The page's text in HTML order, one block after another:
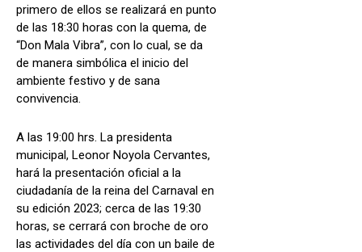
primero de ellos se realizará en punto
de las 18:30 horas con la quema, de
“Don Mala Vibra”, con lo cual, se da
de manera simbólica el inicio del
ambiente festivo y de sana
convivencia.
A las 19:00 hrs. La presidenta
municipal, Leonor Noyola Cervantes,
hará la presentación oficial a la
ciudadanía de la reina del Carnaval en
su edición 2023; cerca de las 19:30
horas, se cerrará con broche de oro
las actividades del día con un baile de